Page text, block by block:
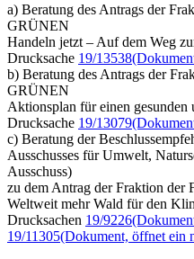
a) Beratung des Antrags der
GRÜNEN
Handeln jetzt – Auf dem Weg
Drucksache 19/13538
b) Beratung des Antrags der
GRÜNEN
Aktionsplan für einen gesunden
Drucksache 19/13079
c) Beratung der
Ausschusses für Umwelt,
Ausschuss)
zu dem Antrag der Fraktion der
Weltweit mehr Wald für den
Drucksachen 19/9226
19/11305(Dokument, öffnet ein